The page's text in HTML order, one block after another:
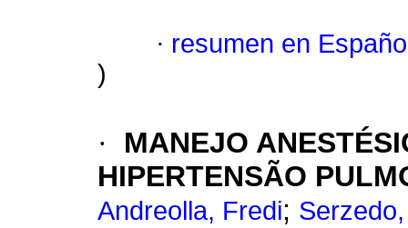
· resumen en
)
·
MANEJO
HIPERTENSÃO
Andreolla, Fredi;